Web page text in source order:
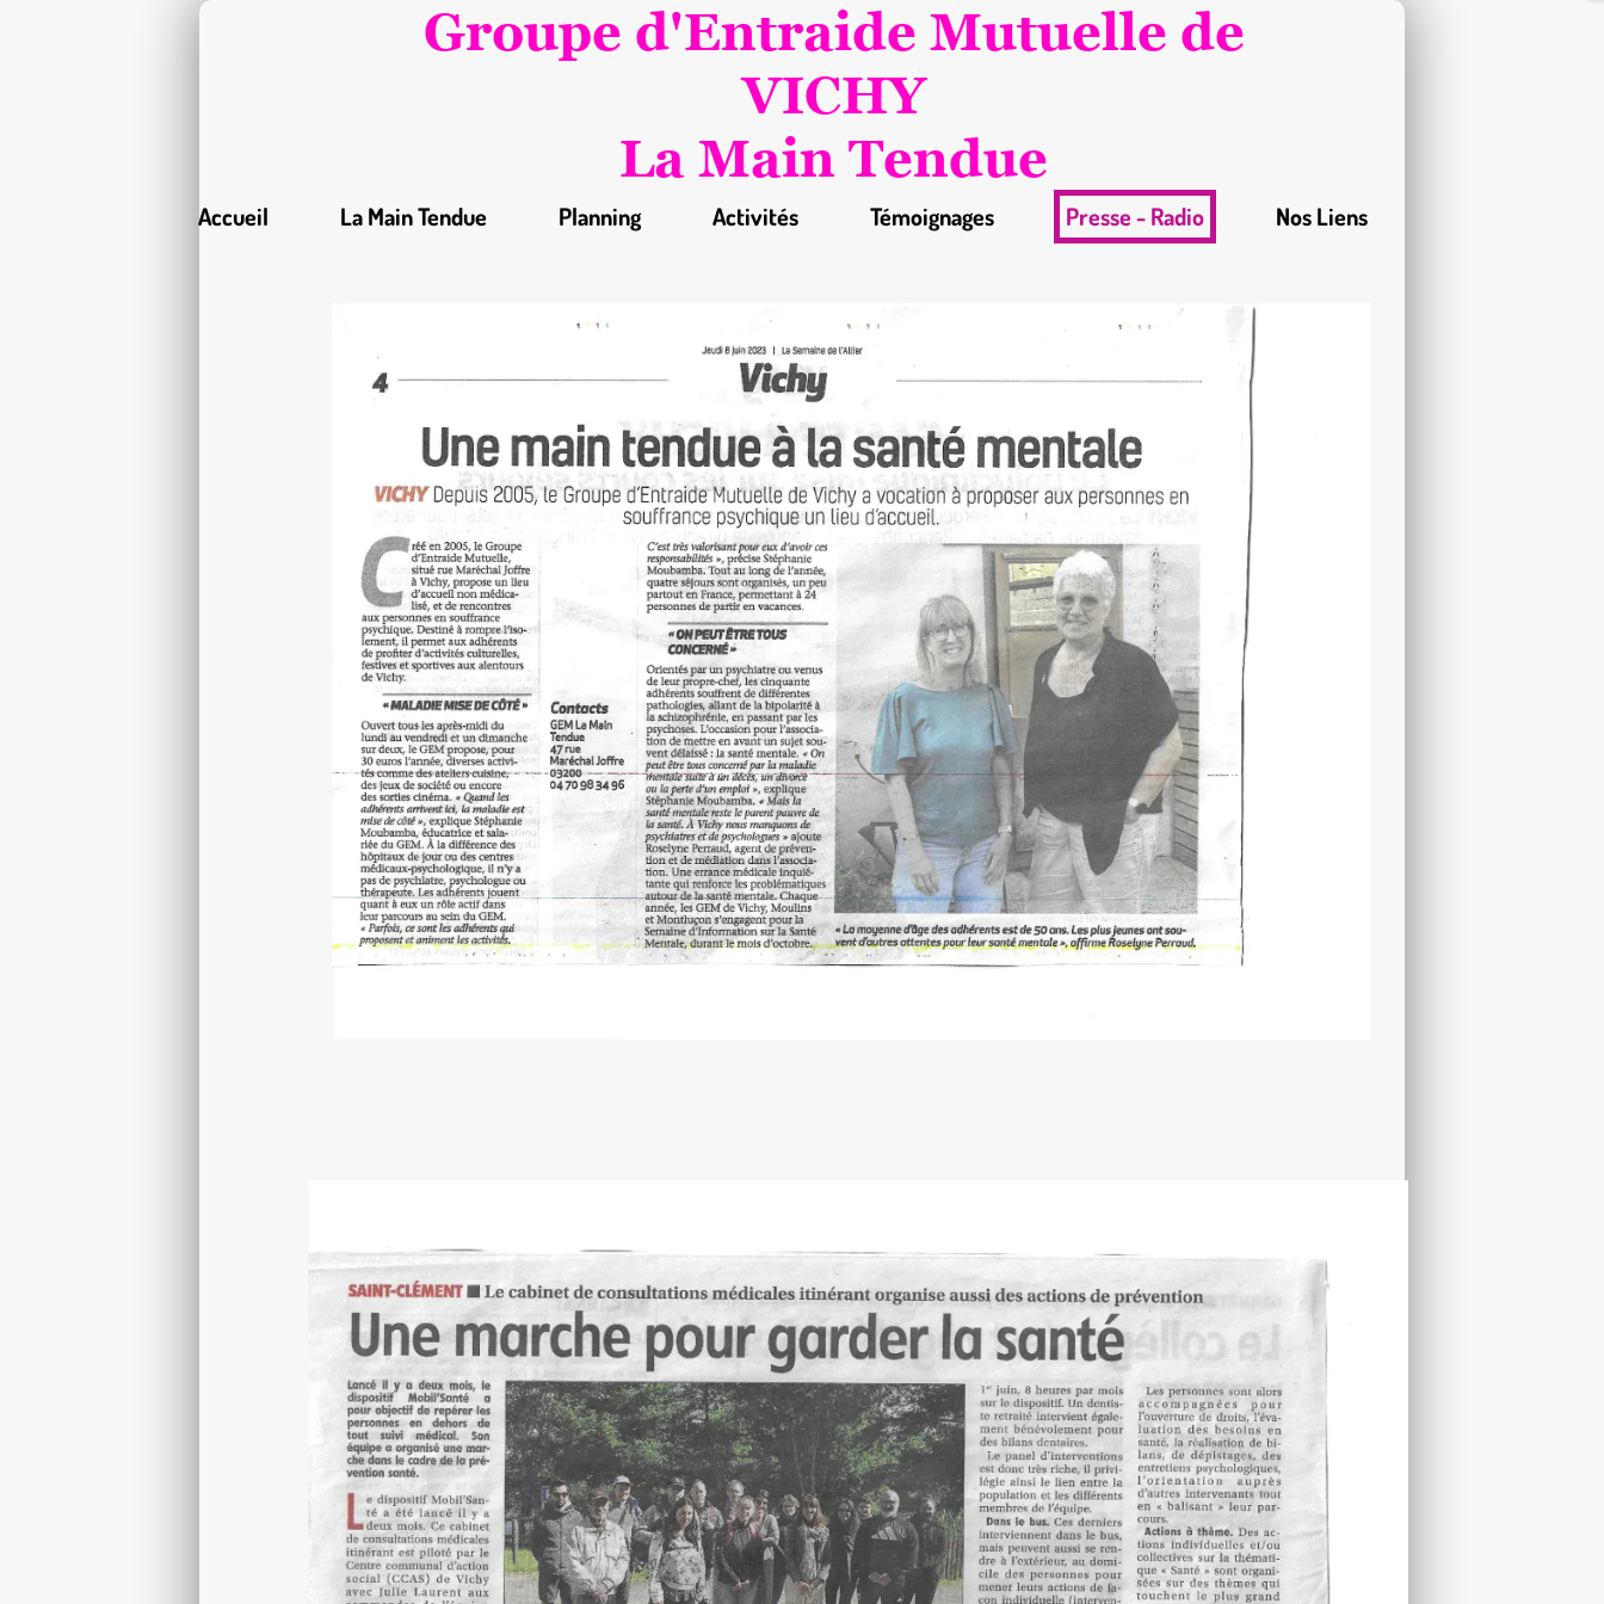
Groupe d'Entraide Mutuelle de
VICHY
La Main Tendue
Accueil La Main Tendue Planning Activités Témoignages Presse - Radio Nos Liens